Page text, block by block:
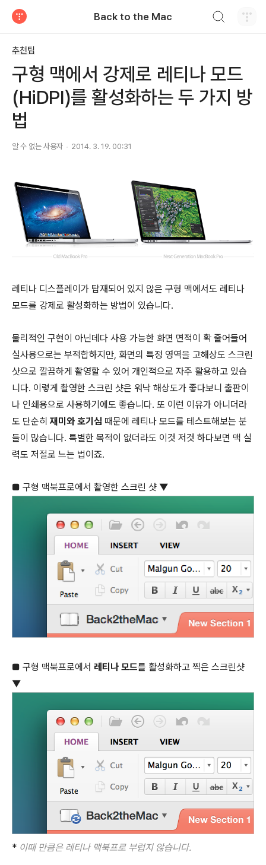
Back to the Mac
추천팁
구형 맥에서 강제로 레티나 모드
(HiDPI)를 활성화하는 두 가지 방
법
알 수 없는 사용자 2014. 3. 19. 00:31
레티나 디스플레이가 탑재되어 있지 않은 구형 맥에서도 레티나
모드를 강제로 활성화하는 방법이 있습니다.
물리적인 구현이 아닌데다 사용 가능한 화면 면적이 확 줄어들어
실사용으로는 부적합하지만, 화면의 특정 영역을 고해상도 스크린
샷으로 깔끔하게 촬영할 수 있어 개인적으로 자주 활용하고 있습
니다. 이렇게 촬영한 스크린 샷은 워낙 해상도가 좋다보니 출판이
나 인쇄용으로 사용하기에도 좋습니다. 또 이런 이유가 아니더라
도 단순히 재미와 호기심 때문에 레티나 모드를 테스트해보는 분
들이 많습니다. 특별한 목적이 없더라도 이것 저것 하다보면 맥 실
력도 저절로 느는 법이죠.
■ 구형 맥북프로에서 촬영한 스크린 샷 ▼
■ 구형 맥북프로에서 레티나 모드를 활성화하고 찍은 스크린샷
▼
* 이때 만큼은 레티나 맥북프로 부럽지 않습니다.